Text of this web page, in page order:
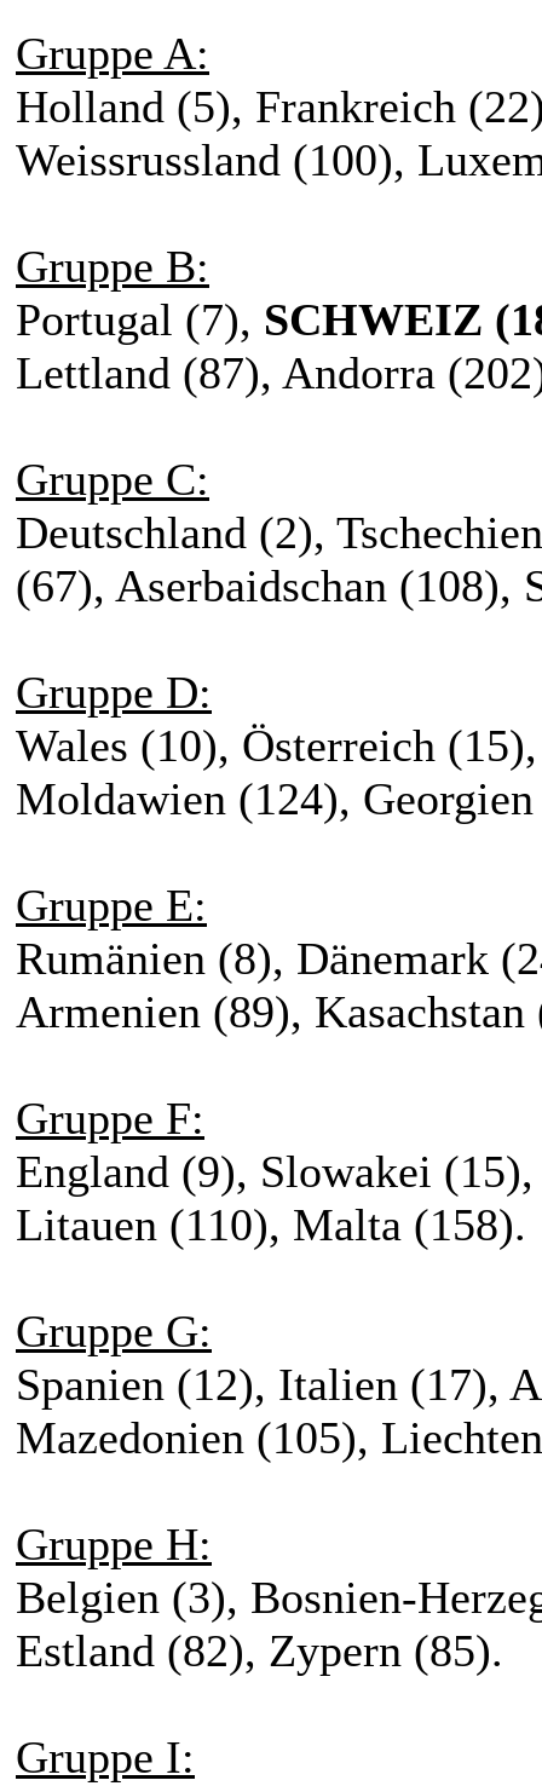
Gruppe A:
Holland (5), Frankreich
Weissrussland (100),
Gruppe B:
Portugal (7), SCHWEIZ
Lettland (87), Andorra
Gruppe C:
Deutschland (2),
(67), Aserbaidschan (108),
Gruppe D:
Wales (10), Österreich
Moldawien (124),
Gruppe E:
Rumänien (8), Dänemark
Armenien (89), Kasachstan
Gruppe F:
England (9), Slowakei
Litauen (110), Malta (158).
Gruppe G:
Spanien (12), Italien (17),
Mazedonien (105),
Gruppe H:
Belgien (3), Bosnien-
Estland (82), Zypern (85).
Gruppe I: